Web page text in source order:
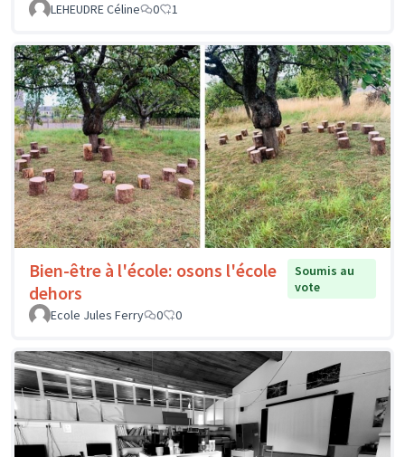
LEHEUDRE Céline
0 1
Bien-être à l'école: osons l'école
dehors
Soumis au
vote
Ecole Jules Ferry
0 0